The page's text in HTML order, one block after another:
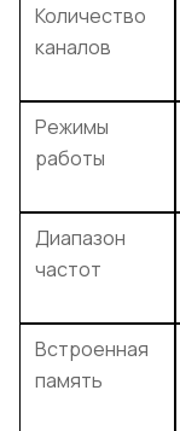
Количество
каналов
Режимы
работы
Диапазон
частот
Встроенная
память